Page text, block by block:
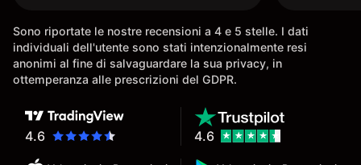
Sono riportate le nostre recensioni a 4 e 5 stelle. I dati
individuali dell'utente sono stati intenzionalmente resi
anonimi al fine di salvaguardare la sua privacy, in
ottemperanza alle prescrizioni del GDPR.
4.6 4.6